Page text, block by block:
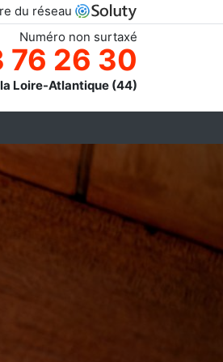
du réseau
Numéro non surtaxé
26 30
Loire-Atlantique (44)